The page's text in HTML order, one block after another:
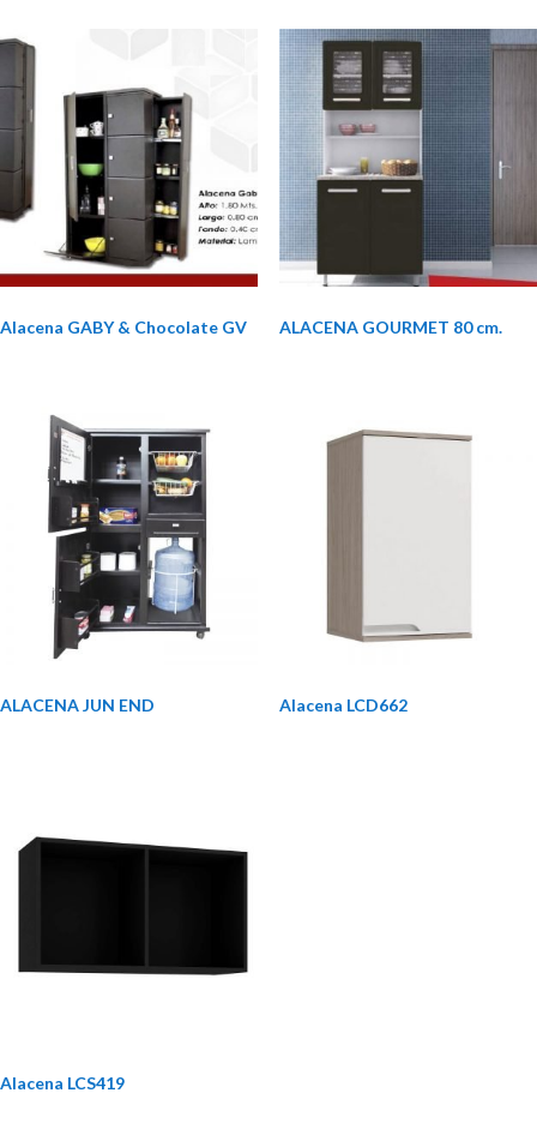
Alacena GABY & Chocolate GV ALACENA GOURMET 80 cm.
ALACENA JUN END Alacena LCD662
Alacena LCS419